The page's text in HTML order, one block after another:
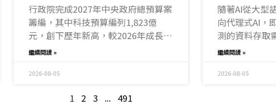
行政院完成2027年中央政府總預算案
籌編，其中科技預算編列1,823億
元，創下歷年新高，較2026年成長約
9.47%。新年度預算將加碼主權AI算
次世代通訊、智慧機器人、太空及淨
繼續閱讀 »
2026-08-05
隨著AI從大型
向代理式AI，
測的資料存取
技宣布將於
新儲存解決方
繼續閱讀 »
2026-08-05
1 2 3 ... 491